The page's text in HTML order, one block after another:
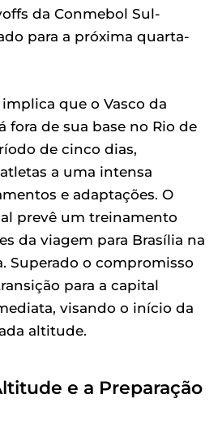
da Conmebol Sul-
para a próxima quarta-
que o Vasco da
fora de sua base no Rio de
de cinco dias,
a uma intensa
e adaptações. O
prevê um treinamento
da viagem para Brasília na
Superado o compromisso
para a capital
visando o início da
altitude.
e a Preparação